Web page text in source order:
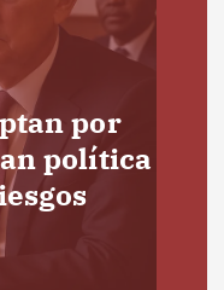
por
política